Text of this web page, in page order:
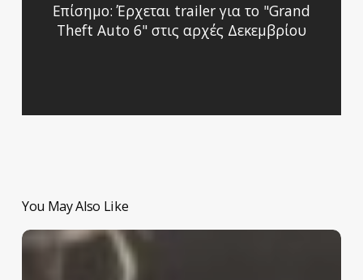
Επίσημο: Έρχεται trailer για το "Grand
Theft Auto 6" στις αρχές Δεκεμβρίου
You May Also Like